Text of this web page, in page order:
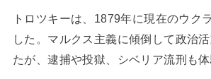
トロツキーは、1879年に現在のウク
した。マルクス主義に傾倒して政治
たが、逮捕や投獄、シベリア流刑も体